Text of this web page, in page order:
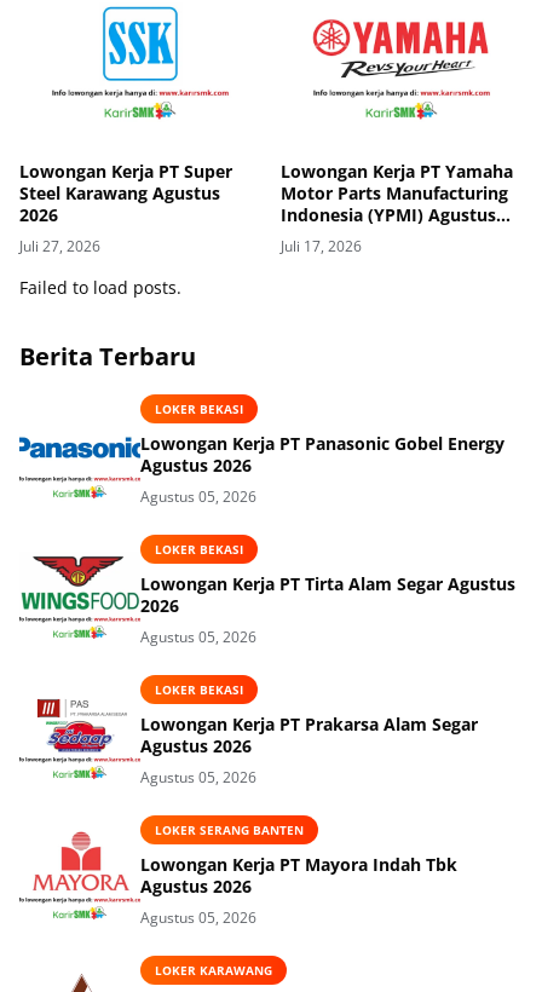
Lowongan Kerja PT Super
Steel Karawang Agustus
2026
Juli 27, 2026
Lowongan Kerja PT Yamaha
Motor Parts Manufacturing
Indonesia (YPMI) Agustus
2026
Juli 17, 2026
Failed to load posts.
Berita Terbaru
LOKER BEKASI
Lowongan Kerja PT Panasonic Gobel Energy
Agustus 2026
Agustus 05, 2026
LOKER BEKASI
Lowongan Kerja PT Tirta Alam Segar Agustus
2026
Agustus 05, 2026
LOKER BEKASI
Lowongan Kerja PT Prakarsa Alam Segar
Agustus 2026
Agustus 05, 2026
LOKER SERANG BANTEN
Lowongan Kerja PT Mayora Indah Tbk
Agustus 2026
Agustus 05, 2026
LOKER KARAWANG